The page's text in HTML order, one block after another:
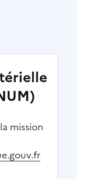
mission